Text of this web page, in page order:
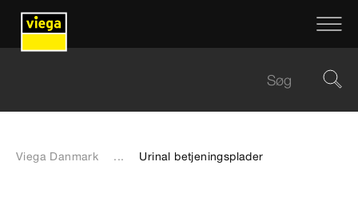
Viega Danmark ... Urinal betjeningsplader